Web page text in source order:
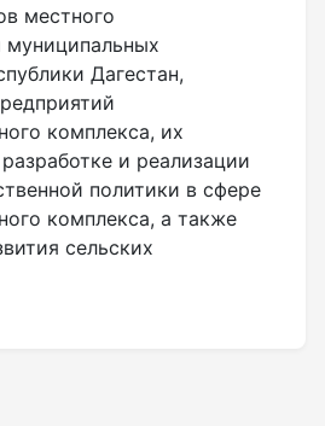
местного
муниципальных
Дагестан,
комплекса, их
и реализации
политики в сфере
комплекса, а также
сельских